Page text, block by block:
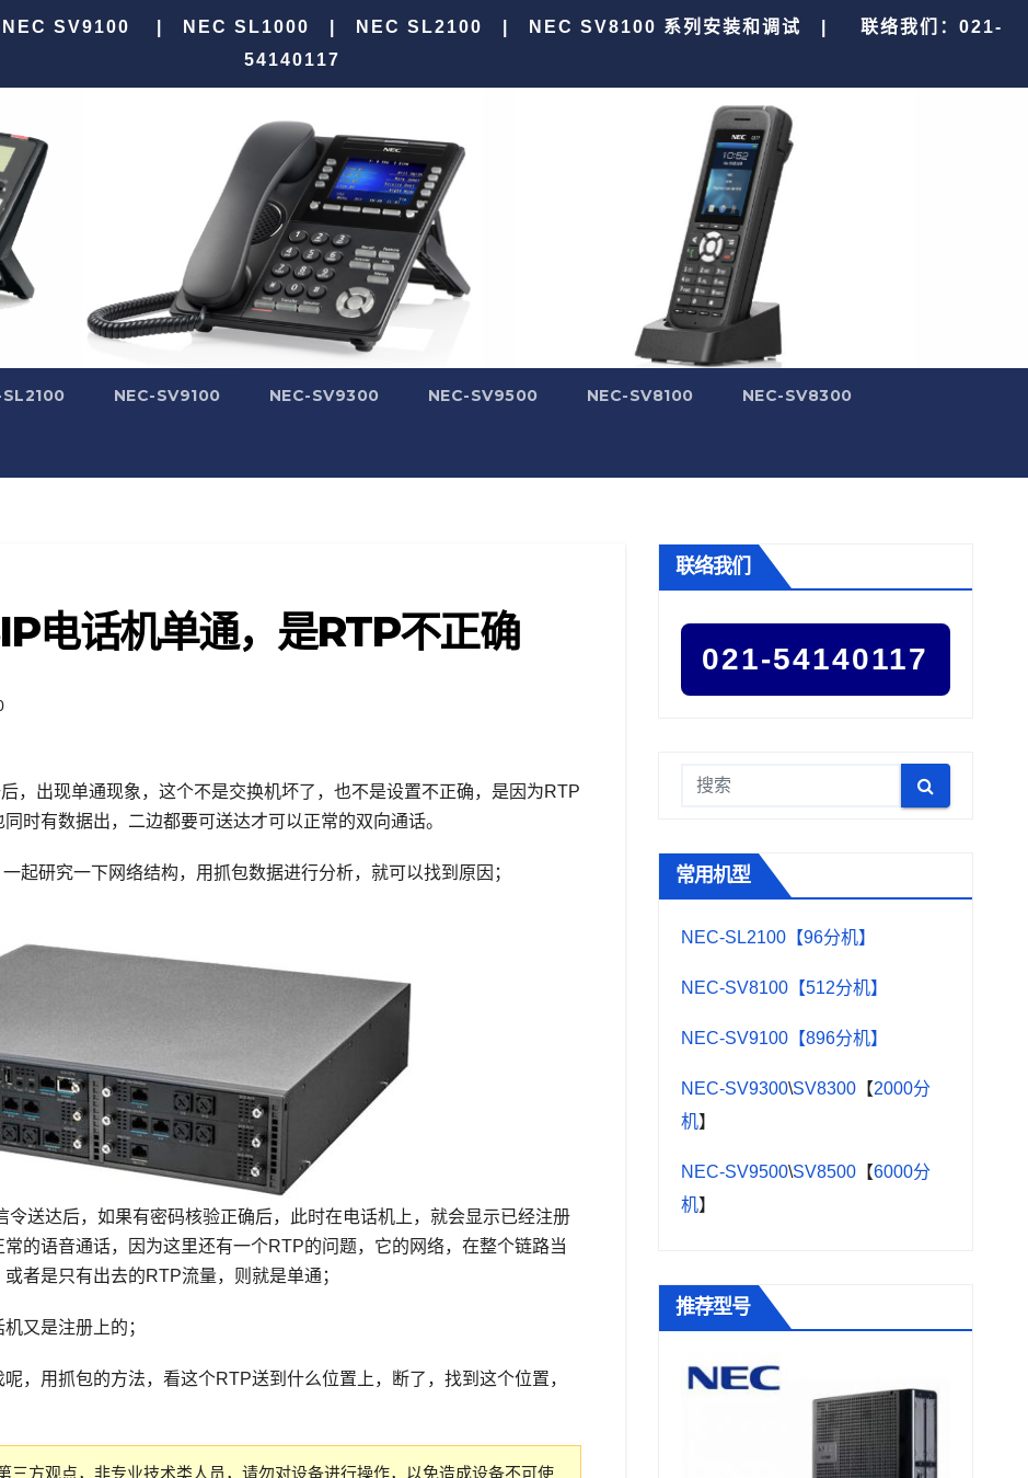
SV9100 | NEC SL1000 | NEC SL2100 | NEC SV8100 系列安装和调试 |
联络我们：021-
54140117
SL2100 NEC-SV9100 NEC-SV9300 NEC-SV9500 NEC-SV8100 NEC-SV8300
电话机单通，是RTP不正确
，出现单通现象，这个不是交换机坏了，也不是设置不正确，是因为RTP
时有数据出，二边都要可送达才可以正常的双向通话。
起研究一下网络结构，用抓包数据进行分析，就可以找到原因；
令送达后，如果有密码核验正确后，此时在电话机上，就会显示已经注册
的语音通话，因为这里还有一个RTP的问题，它的网络，在整个链路当
者是只有出去的RTP流量，则就是单通；
又是注册上的；
，用抓包的方法，看这个RTP送到什么位置上，断了，找到这个位置，
三方观点，非专业技术类人员，请勿对设备进行操作，以免造成设备不可使
联络我们
021-54140117
常用机型
NEC-SL2100【96分机】
NEC-SV8100【512分机】
NEC-SV9100【896分机】
NEC-SV9300\SV8300【2000分
机】
NEC-SV9500\SV8500【6000分
机】
推荐型号